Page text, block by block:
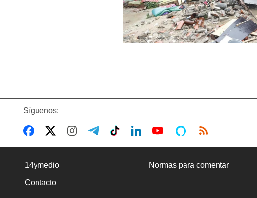
Síguenos:
14ymedio Normas para comentar
Contacto